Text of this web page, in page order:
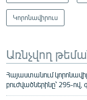
Կորոնավիրուս
Առնչվող
Հայաստանում
բուժվածներինը՝ 295-